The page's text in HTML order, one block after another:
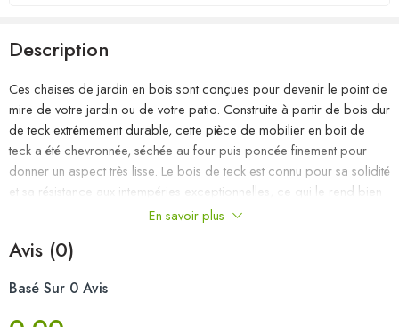
Description
Ces chaises de jardin en bois sont conçues pour devenir le point de
mire de votre jardin ou de votre patio. Construite à partir de bois dur
de teck extrêmement durable, cette pièce de mobilier en boit de
teck a été chevronnée, séchée au four puis poncée finement pour
donner un aspect très lisse. Le bois de teck est connu pour sa solidité
et sa résistance aux intempéries exceptionnelles, ce qui le rend bien
plus adapté aux meubles de jardin que tout autre type de bois. Le
de jardin durable. Le cadre en acier inoxydable de haute qualité les
coussin inclus est plus qu’un supplément pratique ; il a une fonction
En savoir plus
Avis (0)
Basé Sur 0 Avis